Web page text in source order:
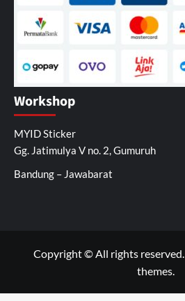
Workshop
MYID Sticker
Gg. Jatimulya V no. 2, Gumuruh
Bandung – Jawabarat
Copyright © All rights reserved.
themes.